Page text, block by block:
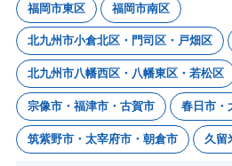
福岡市東区 福岡市南区
北九州市小倉北区・門司区・戸畑区
北九州市八幡西区・八幡東区・若松区
宗像市・福津市・古賀市 春日市・
筑紫野市・太宰府市・朝倉市 久留